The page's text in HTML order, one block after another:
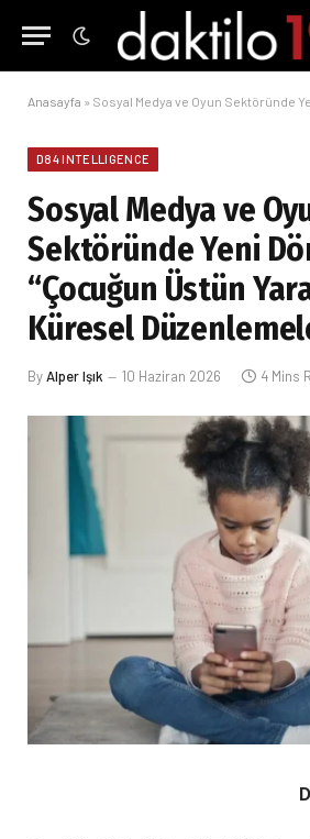
Anasayfa » Sosyal Medya ve Oyun Sektöründe Yeni Dönem:
D84 INTELLIGENCE
Sosyal Medya ve
Sektöründe Yeni
“Çocuğun Üstün
Küresel
ByAlper Işık 10 Haziran 2026 4 Mins